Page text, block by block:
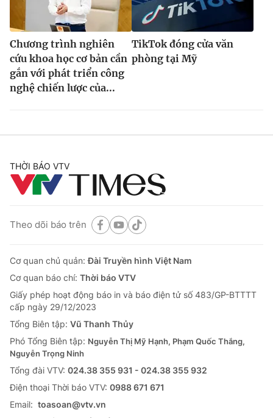
Chương trình nghiên
cứu khoa học cơ bản cần
gắn với phát triển công
nghệ chiến lược của...
TikTok đóng cửa văn
phòng tại Mỹ
THỜI BÁO VTV
Theo dõi báo trên
Cơ quan chủ quản:Đài Truyền hình Việt Nam
Cơ quan báo chí: Thời báo VTV
Giấy phép hoạt động báo in và báo điện tử số 483/GP-BTTTT
cấp ngày 29/12/2023
Tổng Biên tập: Vũ Thanh Thủy
Phó Tổng Biên tập: Nguyễn Thị Mỹ Hạnh, Phạm Quốc Thắng,
Nguyễn Trọng Ninh
Tổng đài VTV: 024.38 355 931 - 024.38 355 932
Ðiện thoại Thời báo VTV: 0988 671 671
Email: toasoan@vtv.vn